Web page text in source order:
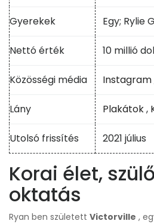
Gyerekek Egy; Rylie
Nettó érték 10 millió
Közösségi média Instagram
Lány Plakátok,
Utolsó frissítés 2021 július
Korai élet,
oktatás
Ryan ben született Victorville ,